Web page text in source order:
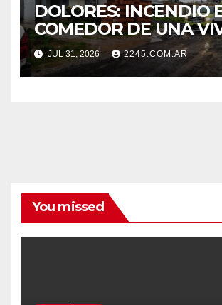
DOLORES: INCENDIO
COMEDOR DE UNA
FUE CONTROLADO
BOMBEROS
JUL 31, 2026 2245.COM.AR
You missed